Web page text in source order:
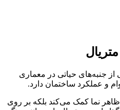
جنبه‌های حیاتی در معماری
و عملکرد ساختمان دارد.
ظاهر نما کمک می‌کند بلکه بر روی